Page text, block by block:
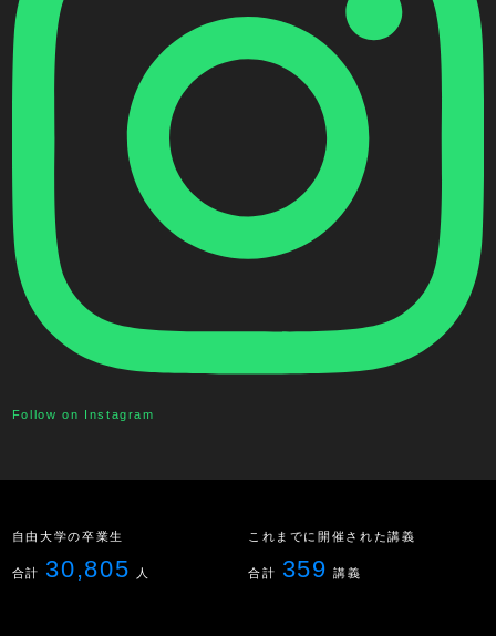
Follow on Instagram
自由大学の卒業生
合計 30,805 人
これまでに開催された講義
合計 359 講義